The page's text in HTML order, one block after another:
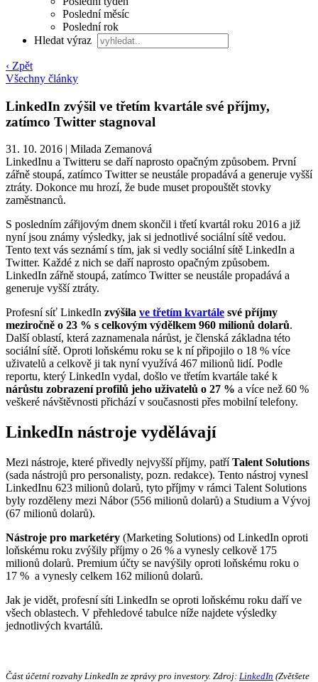
Poslední měsíc
Poslední rok
Hledat výraz
‹ Zpět
Všechny články
LinkedIn zvýšil ve třetím kvartále své příjmy,
zatímco Twitter stagnoval
31. 10. 2016 | Milada Zemanová
LinkedInu a Twitteru se daří naprosto opačným způsobem. První
zářně stoupá, zatímco Twitter se neustále propadává a generuje vyšší
ztráty. Dokonce mu hrozí, že bude muset propouštět stovky
zaměstnanců.
S posledním zářijovým dnem skončil i třetí kvartál roku 2016 a již
nyní jsou známy výsledky, jak si jednotlivé sociální sítě vedou.
Tento text vás seznámí s tím, jak si vedly sociální sítě LinkedIn a
Twitter. Každé z nich se daří naprosto opačným způsobem.
LinkedIn zářně stoupá, zatímco Twitter se neustále propadává a
generuje vyšší ztráty.
Profesní síť LinkedIn zvýšila ve třetím kvartále své příjmy
meziročně o 23 % s celkovým výdělkem 960 milionů dolarů.
Další oblastí, která zaznamenala nárůst, je členská základna této
sociální sítě. Oproti loňskému roku se k ní připojilo o 18 % více
uživatelů a celkově ji tak nyní využívá 467 milionů lidí. Podle
reportu, který LinkedIn vydal, došlo ve třetím kvartále také k
nárůstu zobrazení profilů jeho uživatelů o 27 % a více než 60 %
veškeré návštěvnosti přichází v současnosti přes mobilní telefony.
LinkedIn nástroje vydělávají
Mezi nástroje, které přivedly nejvyšší příjmy, patříTalent Solutions
(sada nástrojů pro personalisty, pozn. redakce). Tento nástroj vynesl
LinkedInu 623 milionů dolarů, tyto příjmy v rámci Talent Solutions
byly rozděleny mezi Nábor (556 milionů dolarů) a Studium a Vývoj
(67 milionů dolarů).
Nástroje pro marketéry (Marketing Solutions) od LinkedIn oproti
loňskému roku zvýšily příjmy o 26 % a vynesly celkově 175
milionů dolarů. Premium účty se navýšily oproti loňskému roku o
17 % a vynesly celkem 162 milionů dolarů.
Jak je vidět, profesní síti LinkedIn se oproti loňskému roku daří ve
všech oblastech. V přehledové tabulce níže najdete výsledky
jednotlivých kvartálů.
Část účetní rozvahy LinkedIn ze zprávy pro investory. Zdroj: LinkedIn (Zvětšete